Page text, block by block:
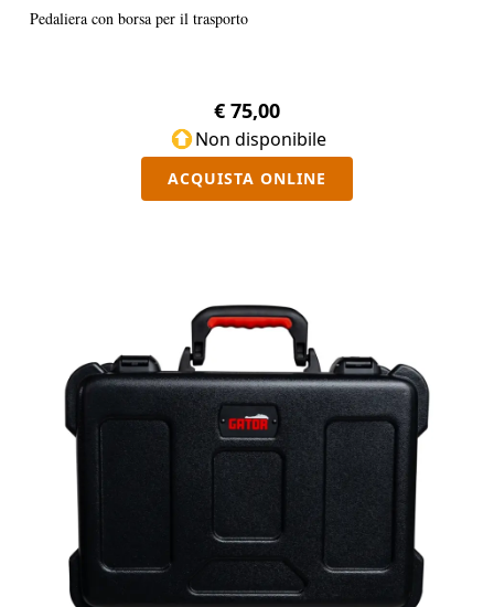
Pedaliera con borsa per il trasporto
€ 75,00
Non disponibile
ACQUISTA ONLINE